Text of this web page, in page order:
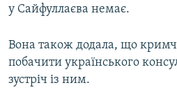
у Сайфуллаєва немає.
Вона також додала, що
побачити українського
зустріч із ним.